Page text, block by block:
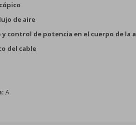
de aire
y control de potencia en el cuerpo de la
del cable
A